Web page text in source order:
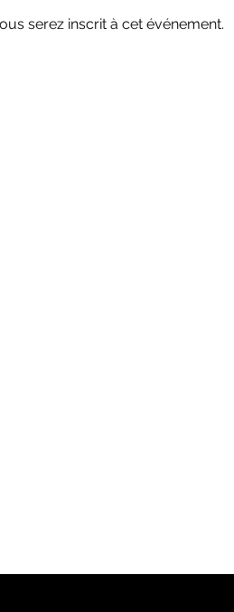
serez inscrit à cet événement.